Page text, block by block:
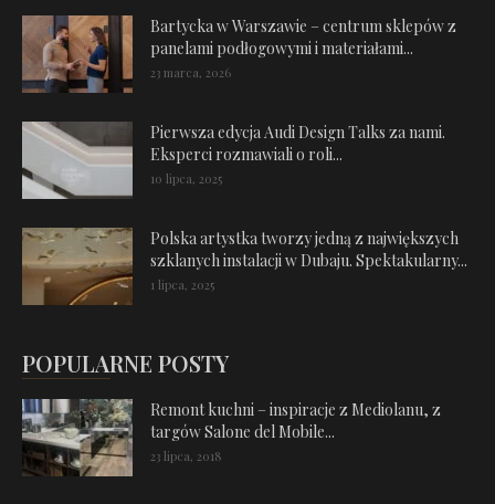
Bartycka w Warszawie – centrum sklepów z
panelami podłogowymi i materiałami...
23 marca, 2026
Pierwsza edycja Audi Design Talks za nami.
Eksperci rozmawiali o roli...
10 lipca, 2025
Polska artystka tworzy jedną z największych
szklanych instalacji w Dubaju. Spektakularny...
1 lipca, 2025
POPULARNE POSTY
Remont kuchni – inspiracje z Mediolanu, z
targów Salone del Mobile...
23 lipca, 2018